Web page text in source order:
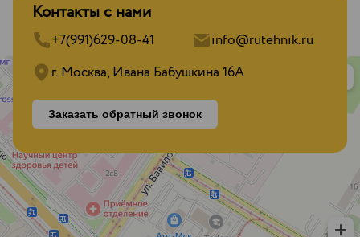
Контакты с нами
+7(991)629-08-41
info@rutehnik.ru
г. Москва, Ивана Бабушкина 16А
Заказать обратный звонок